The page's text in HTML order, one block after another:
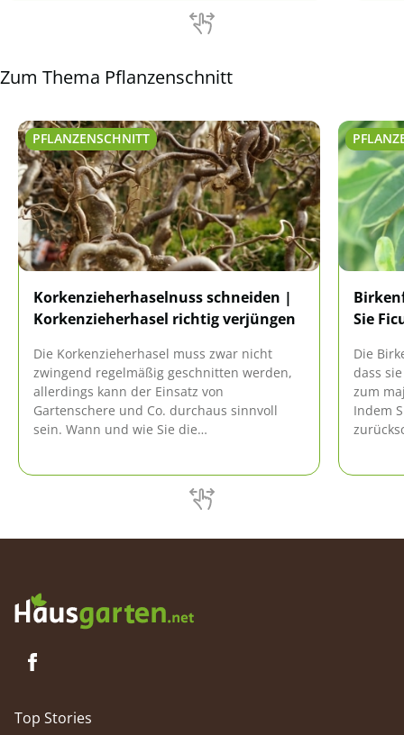
Kreislauf von Vertrocknen und Schneiden.
Zum Thema Pflanzenschnitt
PFLANZENSCHNITT
Korkenzieherhaselnuss schneiden |
Korkenzieherhasel richtig verjüngen
Die Korkenzieherhasel muss zwar nicht
zwingend regelmäßig geschnitten werden,
allerdings kann der Einsatz von
Gartenschere und Co. durchaus sinnvoll
sein. Wann und wie Sie die
Sie
Die
dass
zum
Indem
Top Stories